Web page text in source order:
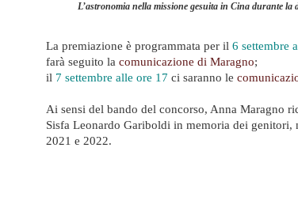
L’astronomia nella missione gesuita in Cina durante la
La premiazione è programmata per il 6 settembre
farà seguito la comunicazione di Maragno;
il 7 settembre alle ore 17 ci saranno le
Ai sensi del bando del concorso, Anna Maragno
Sisfa Leonardo Gariboldi in memoria dei genitori,
2021 e 2022.